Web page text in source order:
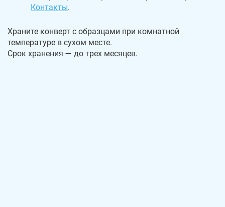
Контакты.
Храните конверт с образцами при комнатной
температуре в сухом месте.
Срок хранения — до трех месяцев.